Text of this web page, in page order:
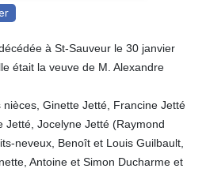
à St-Sauveur le 30 janvier
était la veuve de M. Alexandre
Ginette Jetté, Francine Jetté
Jetté, Jocelyne Jetté (Raymond
neveux, Benoît et Louis Guilbault,
Antoine et Simon Ducharme et